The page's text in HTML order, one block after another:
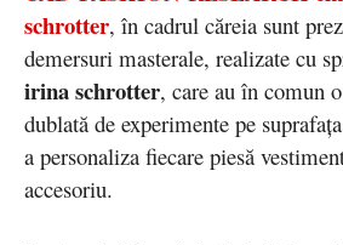
schrotter, în cadrul căreia sunt
demersuri masterale, realizate cu
irina schrotter, care au în comun
dublată de experimente pe
a personaliza fiecare piesă
accesoriu.